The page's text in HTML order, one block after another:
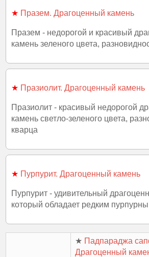
★ Празем. Драгоценный камень
Празем - недорогой и красивый
камень зеленого цвета,
★ Празиолит. Драгоценный камень
Празиолит - красивый недорогой
камень светло-зеленого цвета,
кварца
★ Пурпурит. Драгоценный камень
Пурпурит - удивительный
который обладает редким
★ Падпараджа
Драгоценный